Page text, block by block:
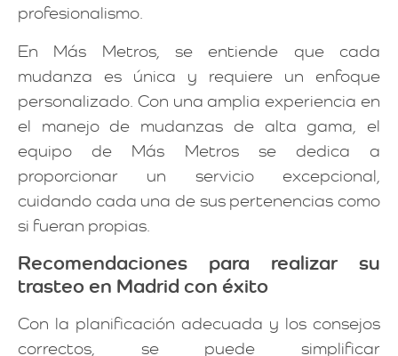
profesionalismo.
En Más Metros, se entiende que cada
mudanza es única y requiere un enfoque
personalizado. Con una amplia experiencia en
el manejo de mudanzas de alta gama, el
equipo de Más Metros se dedica a
proporcionar un servicio excepcional,
cuidando cada una de sus pertenencias como
si fueran propias.
Recomendaciones para realizar su
trasteo en Madrid con éxito
Con la planificación adecuada y los consejos
correctos, se puede simplificar